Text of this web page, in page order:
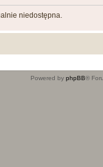
niedostępna.
Powered by phpBB®